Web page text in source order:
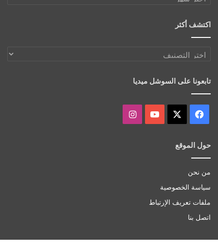
الموقع
اكتشف أكثر
اكتشف
تابعونا على السوشل ميديا
فيسبوك ‫YouTubeانستقرام
حول الموقع
من نحن
سياسة الخصوصية
ملفات تعريف الإرتباط
اتصل بنا